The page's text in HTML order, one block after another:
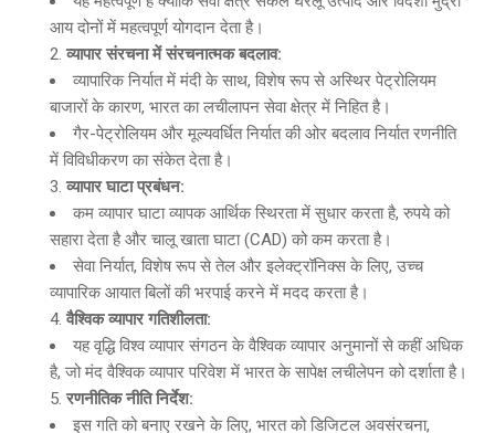
आय दोनों में महत्वपूर्ण योगदान देता है।
व्यापार संरचना में संरचनात्मक बदलाव:
व्यापारिक निर्यात में मंदी के साथ, विशेष रूप से अस्थिर पेट्रोलियम
बाजारों के कारण, भारत का लचीलापन सेवा क्षेत्र में निहित है।
गैर-पेट्रोलियम और मूल्यवर्धित निर्यात की ओर बदलाव निर्यात रणनीति
में विविधीकरण का संकेत देता है।
व्यापार घाटा प्रबंधन:
कम व्यापार घाटा व्यापक आर्थिक स्थिरता में सुधार करता है, रुपये को
सहारा देता है और चालू खाता घाटा (CAD) को कम करता है।
सेवा निर्यात, विशेष रूप से तेल और इलेक्ट्रॉनिक्स के लिए, उच्च
व्यापारिक आयात बिलों की भरपाई करने में मदद करता है।
वैश्विक व्यापार गतिशीलता:
यह वृद्धि विश्व व्यापार संगठन के वैश्विक व्यापार अनुमानों से कहीं अधिक
है, जो मंद वैश्विक व्यापार परिवेश में भारत के सापेक्ष लचीलेपन को दर्शाता है।
रणनीतिक नीति निर्देश:
इस गति को बनाए रखने के लिए, भारत को डिजिटल अवसंरचना,